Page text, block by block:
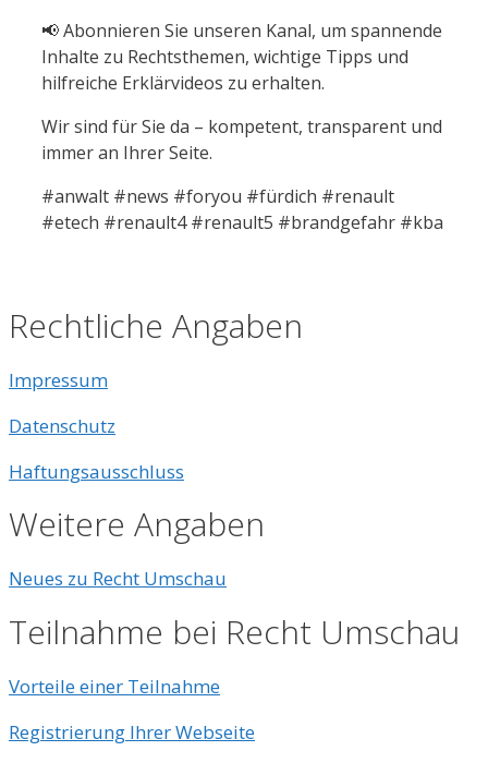
📢 Abonnieren Sie unseren Kanal, um spannende
Inhalte zu Rechtsthemen, wichtige Tipps und
hilfreiche Erklärvideos zu erhalten.
Wir sind für Sie da – kompetent, transparent und
immer an Ihrer Seite.
#anwalt #news #foryou #fürdich #renault
#etech #renault4 #renault5 #brandgefahr #kba
Rechtliche Angaben
Impressum
Datenschutz
Haftungsausschluss
Weitere Angaben
Neues zu Recht Umschau
Teilnahme bei Recht Umschau
Vorteile einer Teilnahme
Registrierung Ihrer Webseite